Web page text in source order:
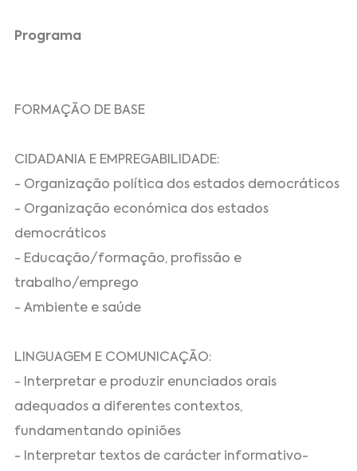
Programa
FORMAÇÃO DE BASE
CIDADANIA E EMPREGABILIDADE:
- Organização política dos estados democráticos
- Organização económica dos estados
democráticos
- Educação/formação, profissão e
trabalho/emprego
- Ambiente e saúde
LINGUAGEM E COMUNICAÇÃO:
- Interpretar e produzir enunciados orais
adequados a diferentes contextos,
fundamentando opiniões
- Interpretar textos de carácter informativo-